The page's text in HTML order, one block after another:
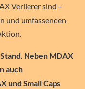
Verlierer sind –
und umfassenden
Neben MDAX
auch
und Small Caps